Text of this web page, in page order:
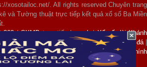
xosotailoc.net/. All rights reserved Chuyên trang
và Tường thuật trực tiếp kết quả xổ số Ba Miền
360|SXMBtrực tiếp |xsmb|Xổ số đài Khánh
xổ số miền bắc hôm nay|lịch thi đấu bóng đá|
xổ số vip |dự đoán xổ số miền trung chính
dự đoán xsmb